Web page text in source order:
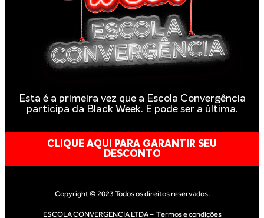
Esta é a primeira vez que a Escola Convergência
participa da Black Week. E pode ser a última.
CLIQUE AQUI PARA GARANTIR SEU
DESCONTO
Copyright © 2023 Todos os direitos reservados.
ESCOLA CONVERGENCIA LTDA – Termos e condições